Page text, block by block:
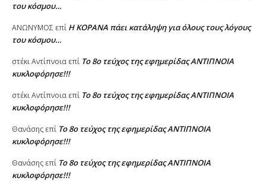
του κόσμου…
AΝΩΝΥΜΟΣ επί Η KOPANA πάει κατάληψη για όλους τους λόγους
του κόσμου…
στέκι Αντίπνοια επί Το 8ο τεύχος της εφημερίδας ΑΝΤΙΠΝΟΙΑ
κυκλοφόρησε!!!
στέκι Αντίπνοια επί Το 8ο τεύχος της εφημερίδας ΑΝΤΙΠΝΟΙΑ
κυκλοφόρησε!!!
Θανάσης επί Το 8ο τεύχος της εφημερίδας ΑΝΤΙΠΝΟΙΑ
κυκλοφόρησε!!!
Θανάσης επί Το 8ο τεύχος της εφημερίδας ΑΝΤΙΠΝΟΙΑ
κυκλοφόρησε!!!